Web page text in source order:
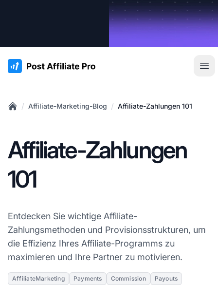
:site.title
/ Affiliate-Marketing-Blog / Affiliate-Zahlungen 101
Affiliate-Zahlungen
101
Entdecken Sie wichtige Affiliate-
Zahlungsmethoden und Provisionsstrukturen, um
die Effizienz Ihres Affiliate-Programms zu
maximieren und Ihre Partner zu motivieren.
AffiliateMarketing Payments Commission
Payouts